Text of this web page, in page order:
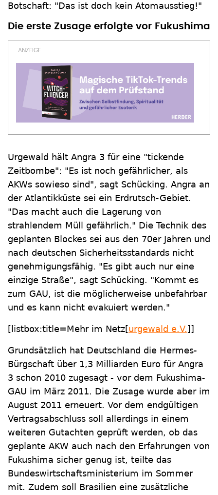
Botschaft: "Das ist doch kein Atomausstieg!"
Die erste Zusage erfolgte vor Fukushima
Urgewald hält Angra 3 für eine "tickende
Zeitbombe": "Es ist noch gefährlicher, als
AKWs sowieso sind", sagt Schücking. Angra an
der Atlantikküste sei ein Erdrutsch-Gebiet.
"Das macht auch die Lagerung von
strahlendem Müll gefährlich." Die Technik des
geplanten Blockes sei aus den 70er Jahren und
nach deutschen Sicherheitsstandards nicht
genehmigungsfähig. "Es gibt auch nur eine
einzige Straße", sagt Schücking. "Kommt es
zum GAU, ist die möglicherweise unbefahrbar
und es kann nicht evakuiert werden."
[listbox:title=Mehr im Netz[urgewald e.V.]]
Grundsätzlich hat Deutschland die Hermes-
Bürgschaft über 1,3 Milliarden Euro für Angra
3 schon 2010 zugesagt - vor dem Fukushima-
GAU im März 2011. Die Zusage wurde aber im
August 2011 erneuert. Vor dem endgültigen
Vertragsabschluss soll allerdings in einem
weiteren Gutachten geprüft werden, ob das
geplante AKW auch nach den Erfahrungen von
Fukushima sicher genug ist, teilte das
Bundeswirtschaftsministerium im Sommer
mit. Zudem soll Brasilien eine zusätzliche